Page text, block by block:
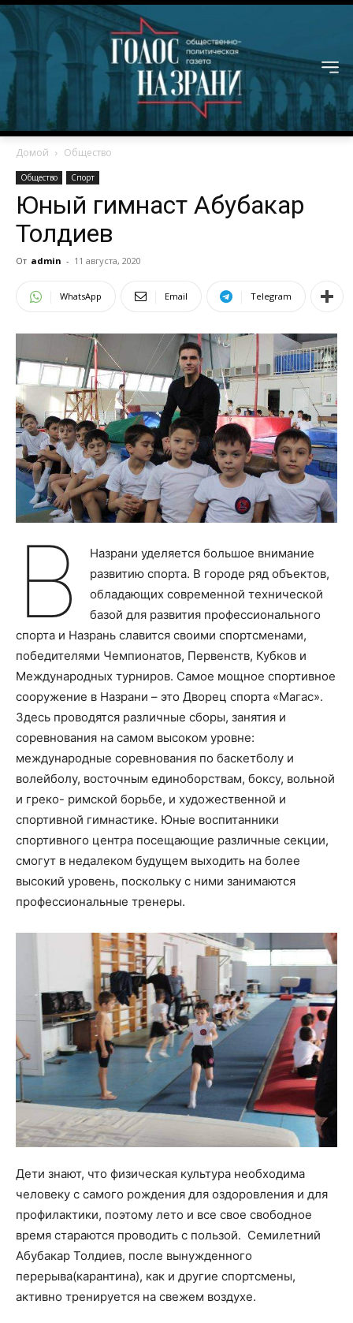
Домой Общество
Общество Спорт
Юный гимнаст Абубакар
Толдиев
От admin - 11 августа, 2020
WhatsApp Email Telegram
В
Назрани уделяется большое внимание
развитию спорта. В городе ряд объектов,
обладающих современной технической
базой для развития профессионального
спорта и Назрань славится своими спортсменами,
победителями Чемпионатов, Первенств, Кубков и
Международных турниров. Самое мощное спортивное
сооружение в Назрани – это Дворец спорта «Магас».
Здесь проводятся различные сборы, занятия и
соревнования на самом высоком уровне:
международные соревнования по баскетболу и
волейболу, восточным единоборствам, боксу, вольной
и греко- римской борьбе, и художественной и
спортивной гимнастике. Юные воспитанники
спортивного центра посещающие различные секции,
смогут в недалеком будущем выходить на более
высокий уровень, поскольку с ними занимаются
профессиональные тренеры.
Дети знают, что физическая культура необходима
человеку с самого рождения для оздоровления и для
профилактики, поэтому лето и все свое свободное
время стараются проводить с пользой. Семилетний
Абубакар Толдиев, после вынужденного
перерыва(карантина), как и другие спортсмены,
активно тренируется на свежем воздухе.